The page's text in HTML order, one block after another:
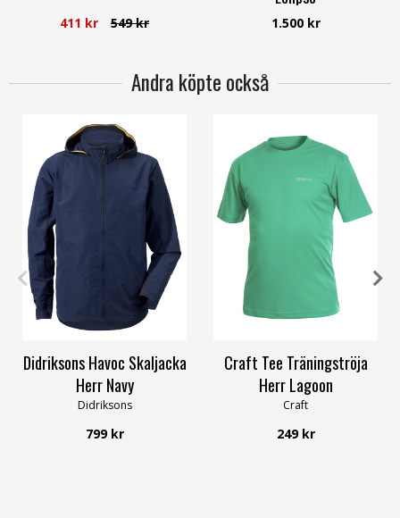
411 kr 549 kr Kopenhaken
1.500 kr
Andra köpte också
Didriksons Havoc Skaljacka
Herr Navy
Didriksons
799 kr
Craft Tee Träningströja
Herr Lagoon
Craft
249 kr